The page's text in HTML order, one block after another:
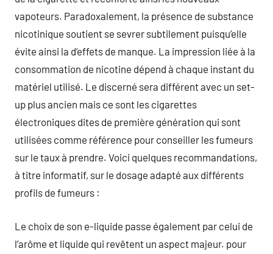
vapoteurs. Paradoxalement, la présence de substance
nicotinique soutient se sevrer subtilement puisqu’elle
évite ainsi la d’effets de manque. La impression liée à la
consommation de nicotine dépend à chaque instant du
matériel utilisé. Le discerné sera différent avec un set-
up plus ancien mais ce sont les cigarettes
électroniques dites de première génération qui sont
utilisées comme référence pour conseiller les fumeurs
sur le taux à prendre. Voici quelques recommandations,
à titre informatif, sur le dosage adapté aux différents
profils de fumeurs :
Le choix de son e-liquide passe également par celui de
l’arôme et liquide qui revêtent un aspect majeur. pour